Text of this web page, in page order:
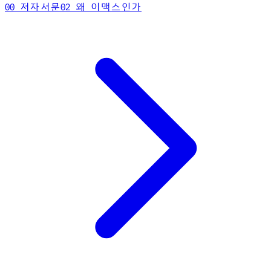
00 저자서문02 왜 이맥스인가